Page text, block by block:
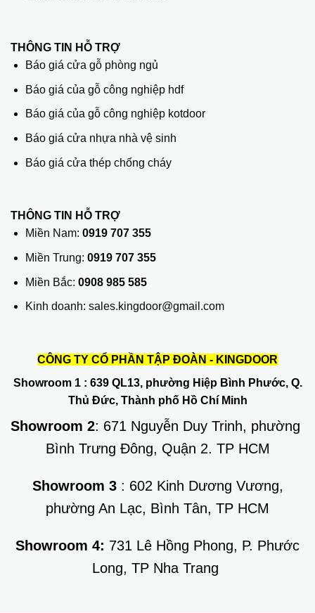
THÔNG TIN HỖ TRỢ
Báo giá cửa gỗ phòng ngủ
Báo giá của gỗ công nghiệp hdf
Báo giá của gỗ công nghiệp kotdoor
Báo giá cửa nhựa nhà vệ sinh
Báo giá cửa thép chống cháy
THÔNG TIN HỖ TRỢ
Miền Nam: 0919 707 355
Miền Trung: 0919 707 355
Miền Bắc: 0908 985 585
Kinh doanh: sales.kingdoor@gmail.com
CÔNG TY CỔ PHẦN TẬP ĐOÀN - KINGDOOR
Showroom 1: 639 QL13, phường Hiệp Bình Phước, Q.
Thủ Đức, Thành phố Hồ Chí Minh
Showroom 2: 671 Nguyễn Duy Trinh, phường
Bình Trưng Đông, Quận 2. TP HCM
Showroom 3: 602 Kinh Dương Vương,
phường An Lạc, Bình Tân, TP HCM
Showroom 4: 731 Lê Hồng Phong, P. Phước
Long, TP Nha Trang